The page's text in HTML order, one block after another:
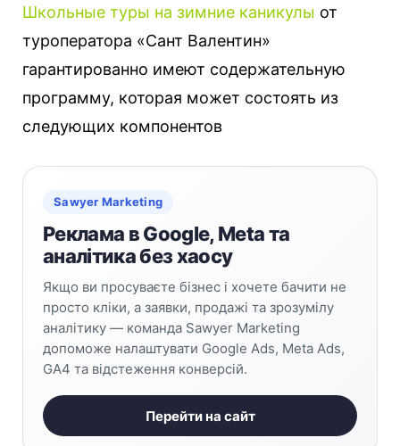
Школьные туры на зимние каникулы от
туроператора «Сант Валентин»
гарантированно имеют содержательную
программу, которая может состоять из
следующих компонентов
Sawyer Marketing
Реклама в Google, Meta та
аналітика без хаосу
Якщо ви просуваєте бізнес і хочете бачити не
просто кліки, а заявки, продажі та зрозумілу
аналітику — команда Sawyer Marketing
допоможе налаштувати Google Ads, Meta Ads,
GA4 та відстеження конверсій.
Перейти на сайт